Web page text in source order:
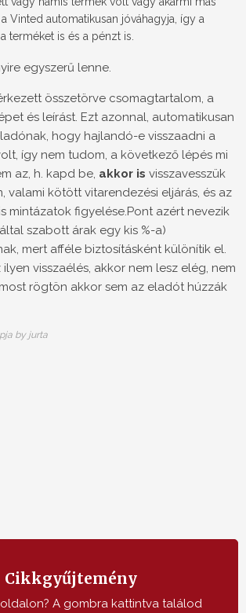
Vinted automatikusan jóváhagyja, így a
terméket is és a pénzt is.
egyszerű lenne.
összetörve csomagtartalom, a
és leírást. Ezt azonnal, automatikusan
hogy hajlandó-e visszaadni a
így nem tudom, a következő lépés mi
az, h. kapd be, akkor is visszavesszük
valami kötött vitarendezési eljárás, és az
mintázatok figyelése.Pont azért nevezik
szabott árak egy kis %-a)
mert afféle biztosításként különítik el.
visszaélés, akkor nem lesz elég, nem
rögtön akkor sem az eladót húzzák
by jurta
Cikkgyűjtemény
A gombra kattintva találod